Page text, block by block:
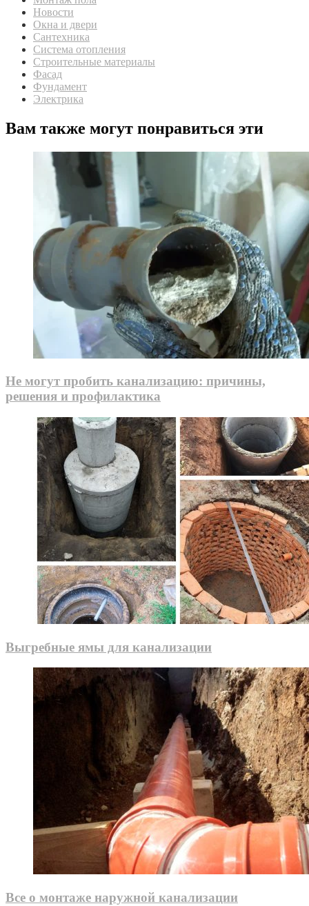
Новости
Окна и двери
Сантехника
Система отопления
Строительные материалы
Фасад
Фундамент
Электрика
Вам также могут понравиться эти
Не могут пробить канализацию: причины,
решения и профилактика
Выгребные ямы для канализации
Все о монтаже наружной канализации